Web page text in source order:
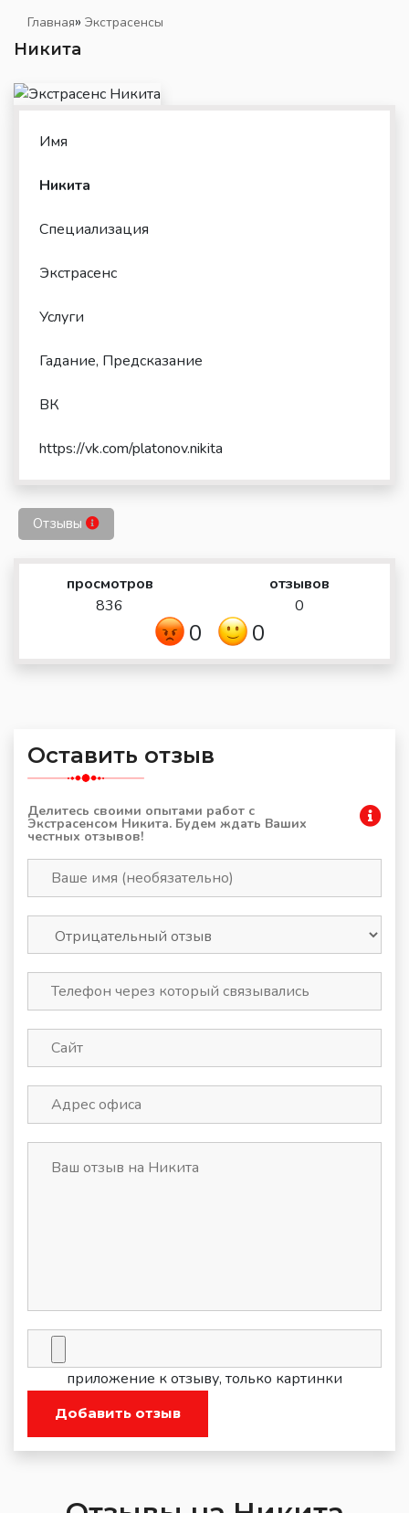
Главная» Экстрасенсы
Никита
Имя
Никита
Специализация
Экстрасенс
Услуги
Гадание, Предсказание
ВК
https://vk.com/platonov.nikita
Отзывы
просмотров
836
отзывов
0
0 0
Оставить отзыв
Делитесь своими опытами работ с
Экстрасенсом Никита. Будем ждать Ваших
честных отзывов!
приложение к отзыву, только картинки
Добавить отзыв